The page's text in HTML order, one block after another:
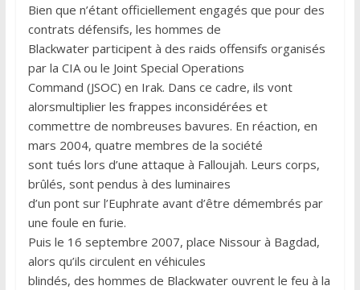
Bien que n’étant officiellement engagés que pour des
contrats défensifs, les hommes de
Blackwater participent à des raids offensifs organisés
par la CIA ou le Joint Special Operations
Command (JSOC) en Irak. Dans ce cadre, ils vont
alorsmultiplier les frappes inconsidérées et
commettre de nombreuses bavures. En réaction, en
mars 2004, quatre membres de la société
sont tués lors d’une attaque à Falloujah. Leurs corps,
brûlés, sont pendus à des luminaires
d’un pont sur l’Euphrate avant d’être démembrés par
une foule en furie.
Puis le 16 septembre 2007, place Nissour à Bagdad,
alors qu’ils circulent en véhicules
blindés, des hommes de Blackwater ouvrent le feu à la